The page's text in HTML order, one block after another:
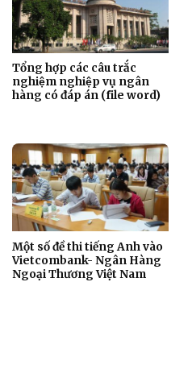
Tổng hợp các câu trắc
nghiệm nghiệp vụ ngân
hàng có đáp án (file word)
Một số đề thi tiếng Anh vào
Vietcombank- Ngân Hàng
Ngoại Thương Việt Nam